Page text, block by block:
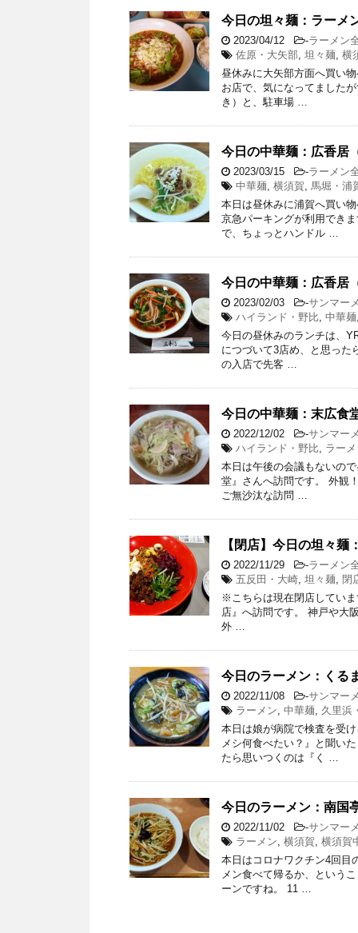
今日の坦々麺：ラーメ
2023/04/12 -ラーメン
佐原・大矢部, 坦々麺, 横
昼休みに大矢部方面へ買い
お店で、気になってました
き）と、駐車場 …
今日の中華麺：広香居
2023/03/15 -ラーメン
中華麺, 横須賀, 馬堀・浦
本日は昼休みに浦賀へ買い
京急パーキングが利用でき
で、ちょっとハンドル …
今日の中華麺：広香居
2023/02/03 -サンマー
ハイランド・野比, 中華麺,
今日の昼休みのランチは、
につづいて3店め、と思った
の入店で先客 …
今日の中華麺：末広食
2022/12/02 -サンマー
ハイランド・野比, ラーメ
本日は午後の会議もないの
堂』さんへ訪問です。 外観
ご無沙汰な訪問 …
【閉店】今日の坦々
2022/11/29 -ラーメン
五反田・大崎, 坦々麺, 閉
※こちらは現在閉店してい
店』へ訪問です。 神戸や大
外 …
今日のラーメン：くる
2022/11/08 -サンマー
ラーメン, 中華麺, 久里浜
本日は娘が病院で検査を受
メシ何食べたい？』と聞い
たら思いつくのは『く …
今日のラーメン：南国
2022/11/02 -サンマー
ラーメン, 横須賀, 横須賀
本日はコロナワクチン4回目
メン食べて帰るか、という
ーンですね。 11 …